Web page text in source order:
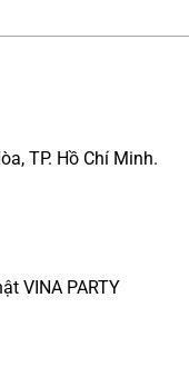
TP. Hồ Chí Minh.
VINA PARTY